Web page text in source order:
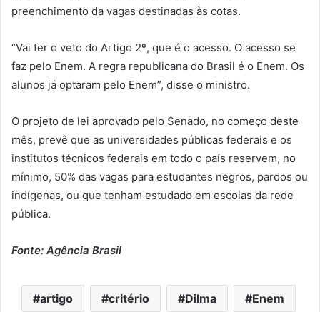
preenchimento da vagas destinadas às cotas.
“Vai ter o veto do Artigo 2º, que é o acesso. O acesso se
faz pelo Enem. A regra republicana do Brasil é o Enem. Os
alunos já optaram pelo Enem”, disse o ministro.
O projeto de lei aprovado pelo Senado, no começo deste
mês, prevê que as universidades públicas federais e os
institutos técnicos federais em todo o país reservem, no
mínimo, 50% das vagas para estudantes negros, pardos ou
indígenas, ou que tenham estudado em escolas da rede
pública.
Fonte: Agência Brasil
artigo critério Dilma Enem